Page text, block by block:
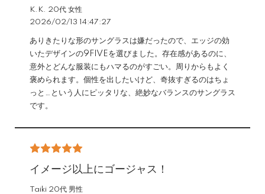
K.K. 20代 女性
2026/02/13 14:47:27
ありきたりな形のサングラスは嫌だったので、エッジの効
いたデザインの9FIVEを選びました。存在感があるのに、
意外とどんな服装にもハマるのがすごい。周りからもよく
褒められます。個性を出したいけど、奇抜すぎるのはちょ
っと…という人にピッタリな、絶妙なバランスのサングラス
です。
イメージ以上にゴージャス！
Taiki 20代 男性